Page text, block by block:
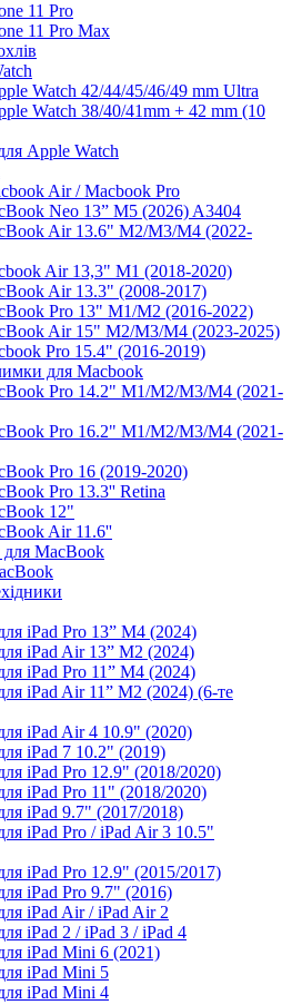
11 Pro
11 Pro Max
Watch 42/44/45/46/49 mm Ultra
Watch 38/40/41mm + 42 mm (10
Apple Watch
Air / Macbook Pro
Neo 13” M5 (2026) A3404
Air 13.6" M2/M3/М4 (2022-
Air 13,3" M1 (2018-2020)
Air 13.3" (2008-2017)
Pro 13" M1/M2 (2016-2022)
Air 15" M2/M3/M4 (2023-2025)
Pro 15.4" (2016-2019)
для Macbook
Pro 14.2" M1/M2/M3/M4 (2021-
Pro 16.2" M1/M2/M3/M4 (2021-
Pro 16 (2019-2020)
Pro 13.3'' Retina
12"
Air 11.6''
для MacBook
iPad Pro 13” M4 (2024)
iPad Air 13” M2 (2024)
iPad Pro 11” M4 (2024)
iPad Air 11” M2 (2024) (6-те
iPad Air 4 10.9" (2020)
iPad 7 10.2" (2019)
iPad Pro 12.9" (2018/2020)
iPad Pro 11" (2018/2020)
iPad 9.7" (2017/2018)
iPad Pro / iPad Air 3 10.5"
iPad Pro 12.9" (2015/2017)
iPad Pro 9.7" (2016)
iPad Air / iPad Air 2
iPad 2 / iPad 3 / iPad 4
iPad Mini 6 (2021)
iPad Mini 5
iPad Mini 4